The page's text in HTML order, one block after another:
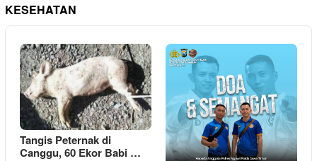
KESEHATAN
Tangis Peternak di
Canggu, 60 Ekor Babi …